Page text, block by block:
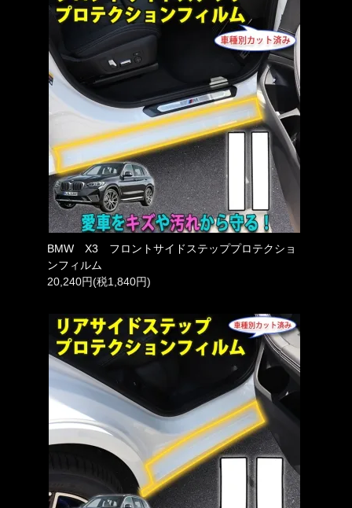
BMW X3 フロントサイドステッププロテクショ
ンフィルム
20,240円(税1,840円)